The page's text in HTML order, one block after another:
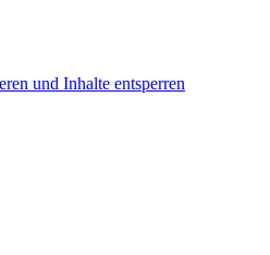
und Inhalte entsperren